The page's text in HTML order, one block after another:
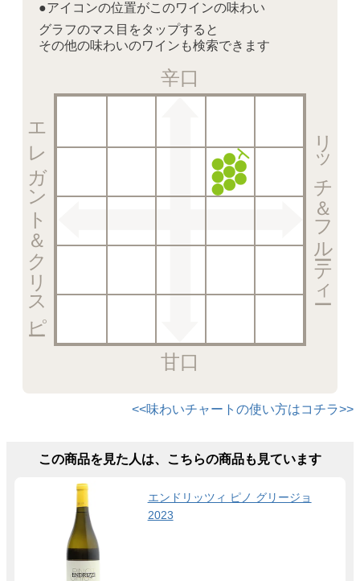
●アイコンの位置がこのワインの味わい
グラフのマス目をタップすると
その他の味わいのワインも検索できます
辛口
リッチ＆フルーティー
甘口
エレガント＆クリスピー
<<味わいチャートの使い方はコチラ>>
この商品を見た人は、こちらの商品も見ています
エンドリッツィ ピノ グリージョ
2023